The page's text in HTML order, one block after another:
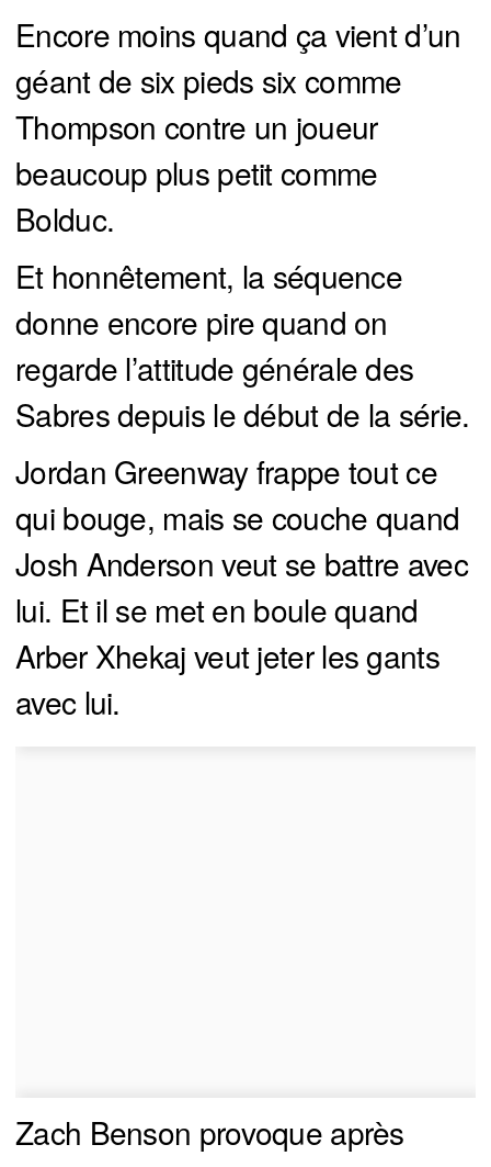
Encore moins quand ça vient d’un
géant de six pieds six comme
Thompson contre un joueur
beaucoup plus petit comme
Bolduc.
Et honnêtement, la séquence
donne encore pire quand on
regarde l’attitude générale des
Sabres depuis le début de la série.
Jordan Greenway frappe tout ce
qui bouge, mais se couche quand
Josh Anderson veut se battre avec
lui. Et il se met en boule quand
Arber Xhekaj veut jeter les gants
avec lui.
Zach Benson provoque après